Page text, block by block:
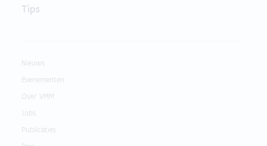
Tips
Nieuws
Evenementen
Over VMM
Jobs
Publicaties